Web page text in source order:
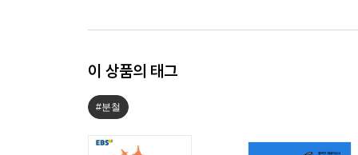
이 상품의 태그
#분철